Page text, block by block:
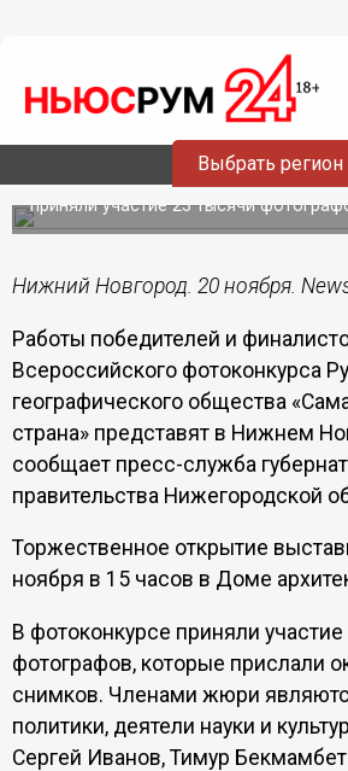
Выбрать регион
Работы победителей и
Всероссийского
красивая страна»
Нижнем Новгороде
В фотоконкурсе Русского
приняли участие 23 тысячи
Нижний Новгород. 20 ноября.
Работы победителей и
Всероссийского фотоконкурса
географического общества
страна» представят в Нижнем
сообщает пресс-служба
правительства Нижегородской
Торжественное открытие
ноября в 15 часов в Доме
В фотоконкурсе приняли
фотографов, которые прислали
снимков. Членами жюри
политики, деятели науки и
Сергей Иванов, Тимур